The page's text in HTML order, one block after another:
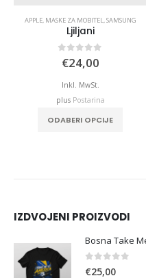
APPLE, MASKE ZA MOBITEL,SAMSUNG
Ljiljani
0out of 5
€24,00
Inkl. MwSt.
plus Postarina
ODABERI OPCIJE
IZDVOJENI PROIZVODI
Bosna Take
0 out of 5
€25,00